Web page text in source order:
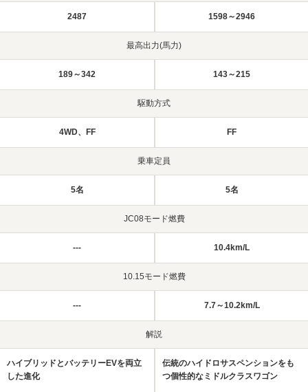
2487 1598～2946
最高出力(馬力)
189～342 143～215
駆動方式
4WD、FF FF
乗車定員
5名 5名
JC08モード燃費
--- 10.4km/L
10.15モード燃費
--- 7.7～10.2km/L
解説
ハイブリッドとバッテリーEVを両立
した進化
伝統のハイドロサスペンションをも
つ個性的なミドルクラスワゴン